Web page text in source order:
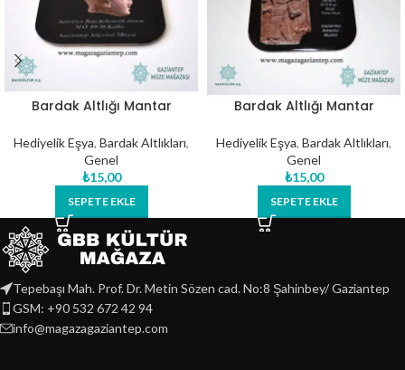
Bardak Altlığı Mantar
Hediyelik Eşya, Bardak Altlıkları,
Genel
₺15,00
SEPETE EKLE
Bardak Altlığı Mantar
Hediyelik Eşya, Bardak Altlıkları,
Genel
₺15,00
SEPETE EKLE
Tepebaşı Mah. Prof. Dr. Metin Sözen cad. No:8 Şahinbey/ Gaziantep
GSM: +90 532 672 42 94
info@magazagaziantep.com